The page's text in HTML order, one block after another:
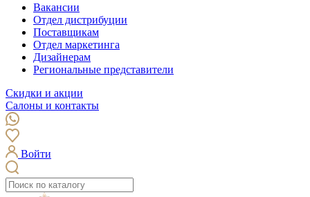
Вакансии
Отдел дистрибуции
Поставщикам
Отдел маркетинга
Дизайнерам
Региональные представители
Скидки и акции
Салоны и контакты
Войти